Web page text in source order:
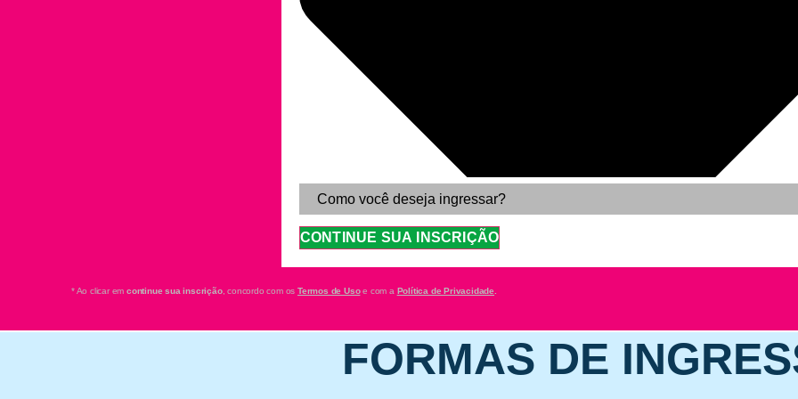
CONTINUE SUA INSCRIÇÃO
* Ao clicar em continue sua inscrição, concordo com osTermos de Usoe com a Política de Privacidade
FORMAS DE